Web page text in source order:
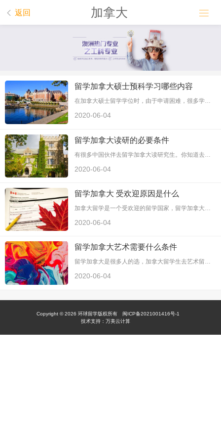
 返回 加拿大 
留学加拿大硕士预科学习哪些内容
在加拿大硕士留学学位时，由于申请困难，很多学生选择学习预科课程。留学加拿大条件有哪些呢？一起看环球留学小编给大家介绍的吧。 一。语言 学习和准备的第一技能和能力是语言，这对语言的进步是非常重要的。加拿大的硕士预科是为了提高语言课程——这是很多学生去加拿大攻读硕士预科 ...
2020-06-04
留学加拿大读研的必要条件
2020-06-04
留学加拿大 受欢迎原因是什么
加拿大留学是一个受欢迎的留学国家，留学加拿大受欢迎的原因是什么呢？加拿大留学咨询哪些疑问？一起看环球留学小编给大家介绍的吧。 1.教育资源的高性价比 加拿大政府在教育方面的投资可以说是非常大的。加拿大教育预算更加科学和标准化管理,无论是在项目预算和费用标准,或申报审批,使用,管理是更加开放和透明的,根 ...
2020-06-04
留学加拿大艺术需要什么条件
留学加拿大是很多人的选，加拿大留学生去艺术留学也是很普遍的，艺术加拿大留学条件有哪些？看环球留学小编给大家介绍的吧。 许多对艺术有着执着追求的人，为了得到更好的发展，决定出国留学。加拿大是个好地方。我们都知道在加拿大学习需要满足一定的条件，那么申请加拿大艺术类本科学习有什么要求呢？ 以下是申请加 ...
2020-06-04
Copyright © 2026 环球留学版权所有
闽ICP备2021001416号-1
技术支持： 万美云计算